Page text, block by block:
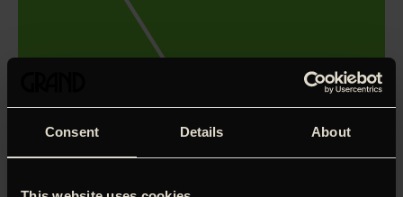
Consent Details About